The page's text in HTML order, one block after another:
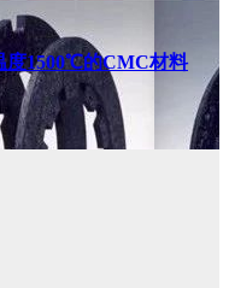
度1500℃的CMC材料